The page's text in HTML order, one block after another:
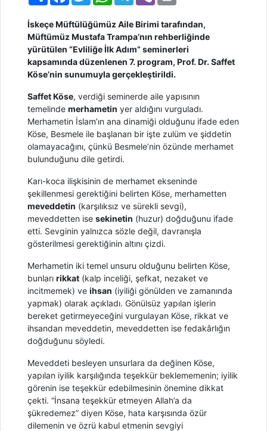
İskeçe Müftülüğümüz Aile Birimi tarafından,
Müftümüz Mustafa Trampa’nın rehberliğinde
yürütülen “Evliliğe İlk Adım” seminerleri
kapsamında düzenlenen 7. program, Prof. Dr. Saffet
Köse’nin sunumuyla gerçekleştirildi.
Saffet Köse, verdiği seminerde aile yapısının
temelinde merhametin yer aldığını vurguladı.
Merhametin İslam’ın ana dinamiği olduğunu ifade eden
Köse, Besmele ile başlanan bir işte zulüm ve şiddetin
olamayacağını, çünkü Besmele’nin özünde merhamet
bulunduğunu dile getirdi.
Karı-koca ilişkisinin de merhamet ekseninde
şekillenmesi gerektiğini belirten Köse, merhametten
meveddetin (karşılıksız ve sürekli sevgi),
meveddetten ise sekinetin (huzur) doğduğunu ifade
etti. Sevginin yalnızca sözle değil, davranışla
gösterilmesi gerektiğinin altını çizdi.
Merhametin iki temel unsuru olduğunu belirten Köse,
bunları rikkat (kalp inceliği, şefkat, nezaket ve
incitmemek) ve ihsan (iyiliği gönülden ve zamanında
yapmak) olarak açıkladı. Gönülsüz yapılan işlerin
bereket getirmeyeceğini vurgulayan Köse, rikkat ve
ihsandan meveddetin, meveddetten ise fedakârlığın
doğduğunu söyledi.
Meveddeti besleyen unsurlara da değinen Köse,
yapılan iyilik karşılığında teşekkür beklememenin; iyilik
görenin ise teşekkür edebilmesinin önemine dikkat
çekti. “İnsana teşekkür etmeyen Allah’a da
şükredemez” diyen Köse, hata karşısında özür
dilemenin ve özrü kabul etmenin sevgiyi